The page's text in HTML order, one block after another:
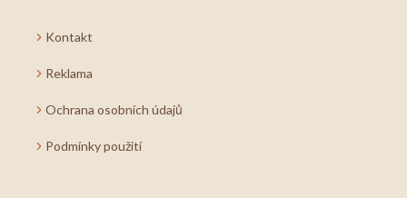
Kontakt
Reklama
Ochrana osobních údajů
Podmínky použití